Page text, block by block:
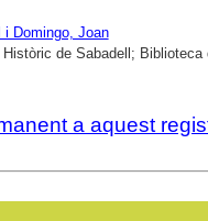
i Domingo, Joan
de Sabadell;
a aquest